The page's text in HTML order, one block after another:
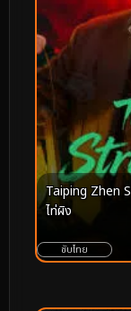
Taiping Zhen
ไท่ผิง
ซับไทย